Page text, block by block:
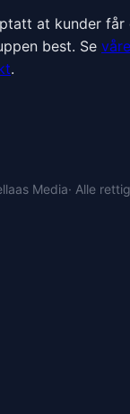
at kunder får
best. Se
.
Media· Alle